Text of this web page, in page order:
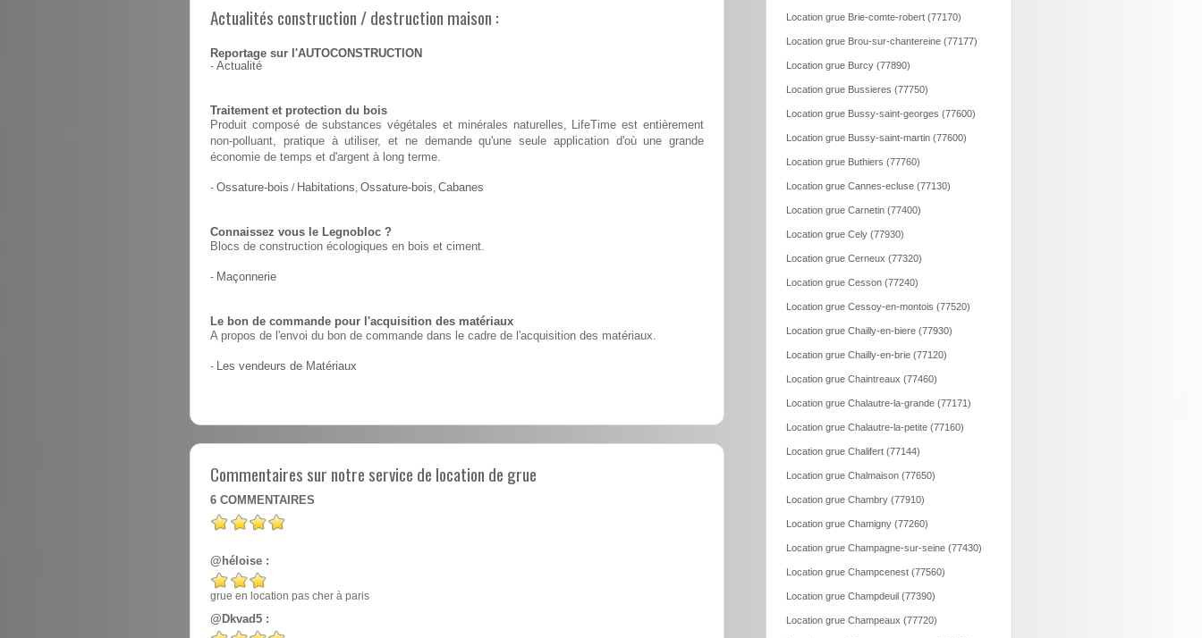
Actualités construction / destruction maison :
Reportage sur l'AUTOCONSTRUCTION
- Actualité
Traitement et protection du bois
Produit composé de substances végétales et minérales naturelles, LifeTime est entièrement
non-polluant, pratique à utiliser, et ne demande qu'une seule application d'où une grande
économie de temps et d'argent à long terme.
- Ossature-bois / Habitations, Ossature-bois, Cabanes
Connaissez vous le Legnobloc ?
Blocs de construction écologiques en bois et ciment.
- Maçonnerie
Le bon de commande pour l'acquisition des matériaux
A propos de l'envoi du bon de commande dans le cadre de l'acquisition des matériaux.
- Les vendeurs de Matériaux
Commentaires sur notre service de location de grue
6 COMMENTAIRES
@héloise :
grue en location pas cher à paris
@Dkvad5 :
Location grue Brie-comte-robert (77170)
Location grue Brou-sur-chantereine (77177)
Location grue Burcy (77890)
Location grue Bussieres (77750)
Location grue Bussy-saint-georges (77600)
Location grue Bussy-saint-martin (77600)
Location grue Buthiers (77760)
Location grue Cannes-ecluse (77130)
Location grue Carnetin (77400)
Location grue Cely (77930)
Location grue Cerneux (77320)
Location grue Cesson (77240)
Location grue Cessoy-en-montois (77520)
Location grue Chailly-en-biere (77930)
Location grue Chailly-en-brie (77120)
Location grue Chaintreaux (77460)
Location grue Chalautre-la-grande (77171)
Location grue Chalautre-la-petite (77160)
Location grue Chalifert (77144)
Location grue Chalmaison (77650)
Location grue Chambry (77910)
Location grue Chamigny (77260)
Location grue Champagne-sur-seine (77430)
Location grue Champcenest (77560)
Location grue Champdeuil (77390)
Location grue Champeaux (77720)